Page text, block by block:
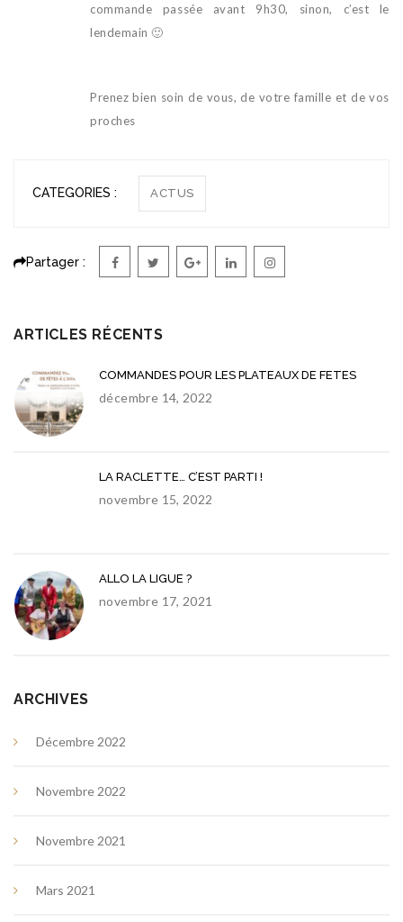
commande passée avant 9h30, sinon, c’est le
lendemain 🙂
Prenez bien soin de vous, de votre famille et de vos
proches
CATEGORIES : ACTUS
Partager :
ARTICLES RÉCENTS
COMMANDES POUR LES PLATEAUX DE FETES
décembre 14, 2022
LA RACLETTE… C’EST PARTI !
novembre 15, 2022
ALLO LA LIGUE ?
novembre 17, 2021
ARCHIVES
Décembre 2022
Novembre 2022
Novembre 2021
Mars 2021